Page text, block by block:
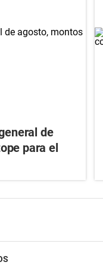
de
para el